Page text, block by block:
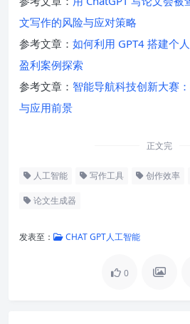
文写作的风险与应对策略
参考文章： 如何利用 GPT4 搭建个
盈利案例探索
参考文章： 智能导航科技创新大赛
与应用前景
正文完
人工智能 写作工具 创作效率
论文生成器
发表至： CHAT GPT人工智能
0